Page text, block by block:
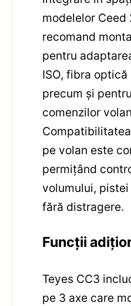
modelelor
recomand
pentru
ISO, fibra optică
precum și
comenzilor
pe volan este
permițând
volumului,
fără distragere.
Funcții
Teyes CC3
pe 3 axe care